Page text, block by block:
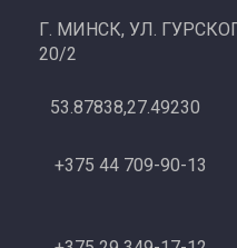
Г. МИНСК, УЛ.
20/2
53.87838,27.49230
+375 44 709-90-13